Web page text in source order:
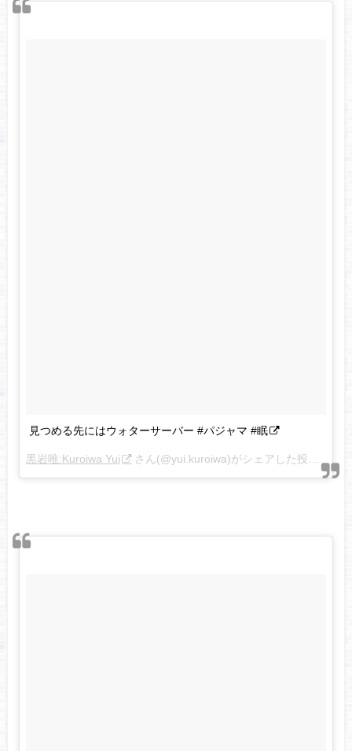
見つめる先にはウォターサーバー #パジャマ #眠
黒岩唯:Kuroiwa Yui さん(@yui.kuroiwa)がシェアした投稿 –